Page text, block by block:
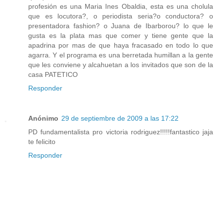
profesión es una Maria Ines Obaldia, esta es una cholula
que es locutora?, o periodista seria?o conductora? o
presentadora fashion? o Juana de Ibarborou? lo que le
gusta es la plata mas que comer y tiene gente que la
apadrina por mas de que haya fracasado en todo lo que
agarra. Y el programa es una berretada humillan a la gente
que les conviene y alcahuetan a los invitados que son de la
casa PATETICO
Responder
Anónimo 29 de septiembre de 2009 a las 17:22
PD fundamentalista pro victoria rodriguez!!!!!fantastico jaja
te felicito
Responder